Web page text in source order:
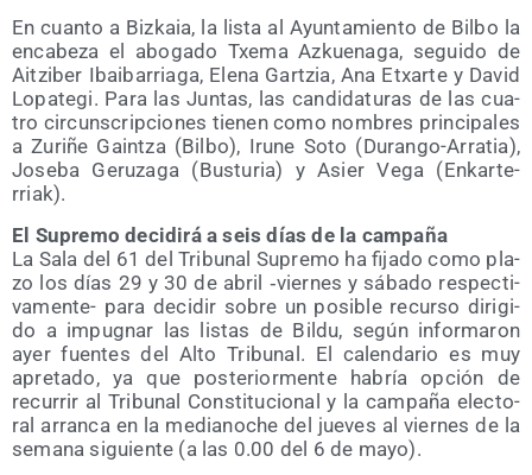
En cuan­to a Biz­kaia, la lis­ta al Ayun­ta­mien­to de Bil­bo la
enca­be­za el abo­ga­do Txe­ma Azkue­na­ga, segui­do de
Aitzi­ber Ibai­ba­rria­ga, Ele­na Gar­tzia, Ana Etxar­te y David
Lopa­te­gi. Para las Jun­tas, las can­di­da­tu­ras de las cua­
tro cir­cuns­crip­cio­nes tie­nen como nom­bres prin­ci­pa­les
a Zuri­ñe Gain­tza (Bil­bo), Iru­ne Soto (Duran­go-Arra­tia),
Jose­ba Geru­za­ga (Bus­tu­ria) y Asier Vega (Enkar­te­
rriak).
El Supre­mo deci­di­rá a seis días de la campaña
La Sala del 61 del Tri­bu­nal Supre­mo ha fija­do como pla­
zo los días 29 y 30 de abril ‑vier­nes y sába­do res­pec­ti­
va­men­te- para deci­dir sobre un posi­ble recur­so diri­gi­
do a impug­nar las lis­tas de Bil­du, según infor­ma­ron
ayer fuen­tes del Alto Tri­bu­nal. El calen­da­rio es muy
apre­ta­do, ya que pos­te­rior­men­te habría opción de
recu­rrir al Tri­bu­nal Cons­ti­tu­cio­nal y la cam­pa­ña elec­to­
ral arran­ca en la media­no­che del jue­ves al vier­nes de la
sema­na siguien­te (a las 0.00 del 6 de mayo).